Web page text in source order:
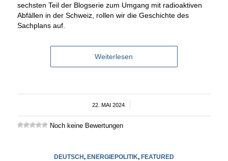
sechsten Teil der Blogserie zum Umgang mit radioaktiven
Abfällen in der Schweiz, rollen wir die Geschichte des
Sachplans auf.
Weiterlesen
22. MAI 2024
/
Noch keine Bewertungen
DEUTSCH, ENERGIEPOLITIK, FEATURED